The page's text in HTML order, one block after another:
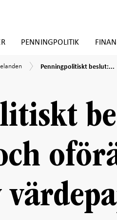
PENNINGPOLITIK
Penningpolitiskt
av
värdepapper
Penningpolitiskt beslut:...